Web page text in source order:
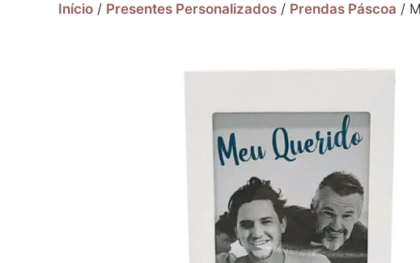
Início / Presentes Personalizados / Prendas Páscoa /